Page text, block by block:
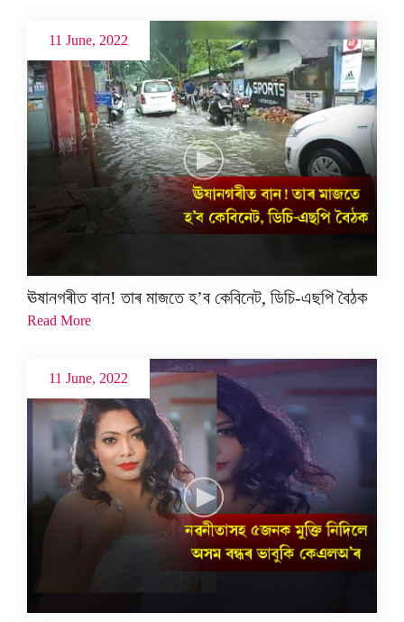
11 June, 2022
ঊষানগৰীত বান! তাৰ মাজতে হ’ব কেবিনেট, ডিচি-এছপি বৈঠক
Read More
11 June, 2022